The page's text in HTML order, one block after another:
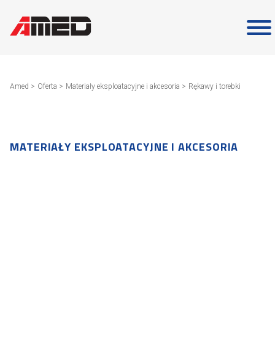
content
Amed > Oferta > Materiały eksploatacyjne i akcesoria > Rękawy i torebki
MATERIAŁY EKSPLOATACYJNE I AKCESORIA